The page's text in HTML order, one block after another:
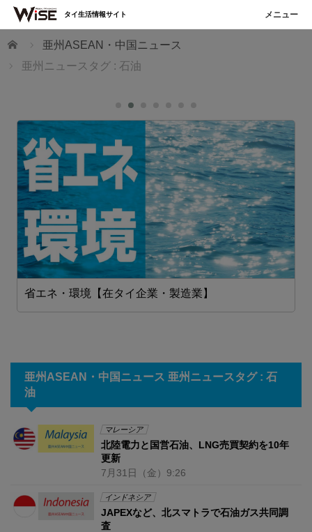
ホーム
亜州ASEAN・中国ニュース
亜州ニュースタグ : 石油
省エネ・環境【在タイ企業・製造業】
亜州ASEAN・中国ニュース 亜州ニュースタグ : 石
油
マレーシア
北陸電力と国営石油、LNG売買契約を10年
更新
7月31日 （金） 9:26
インドネシア
JAPEXなど、北スマトラで石油ガス共同調
査
タイ生活情報サイト